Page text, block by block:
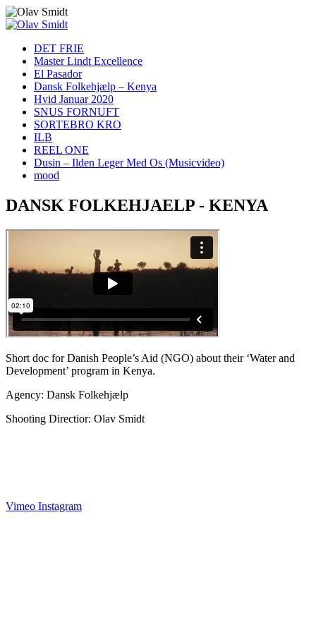
DET FRIE
Master Lindt Excellence
El Pasador
Dansk Folkehjælp – Kenya
Hvid Januar 2020
SNUS FORNUFT
SORTEBRO KRO
ILB
REEL ONE
Dusin – Ilden Leger Med Os (Musicvideo)
mood
DANSK FOLKEHJAELP - KENYA
Short doc for Danish People’s Aid (NGO) about their ‘Water and
Development’ program in Kenya.
Agency: Dansk Folkehjælp
Shooting Directior: Olav Smidt
Vimeo Instagram